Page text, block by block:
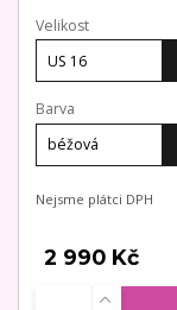
Velikost
Barva
Nejsme plátci DPH
2 990 Kč